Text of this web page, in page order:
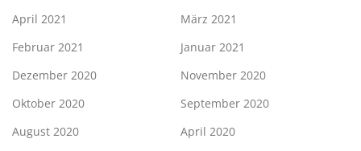
April 2021
März 2021
Februar 2021
Januar 2021
Dezember 2020
November 2020
Oktober 2020
September 2020
August 2020
April 2020